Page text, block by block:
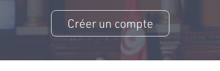
Créer un compte